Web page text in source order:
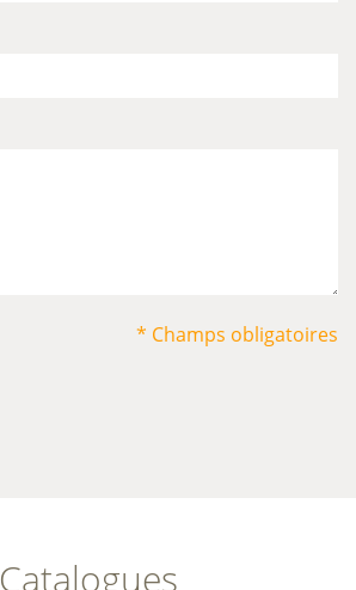
* Champs obligatoires
Catalogues